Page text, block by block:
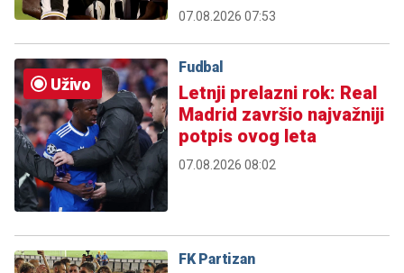
07.08.2026 07:53
Uživo
Fudbal
Letnji prelazni rok: Real
Madrid završio najvažniji
potpis ovog leta
07.08.2026 08:02
FK Partizan